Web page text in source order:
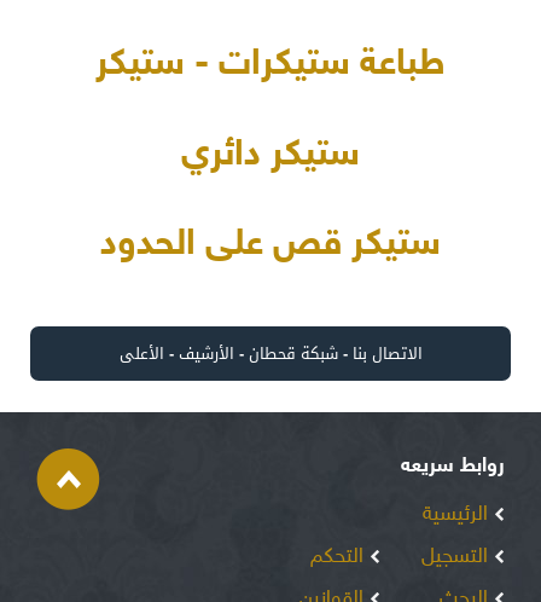
طباعة ستيكرات - ستيكر
ستيكر دائري
ستيكر قص على الحدود
الاتصال بنا -شبكة قحطان- الأرشيف- الأعلى
روابط سريعه
الرئيسية
التسجيل
التحكم